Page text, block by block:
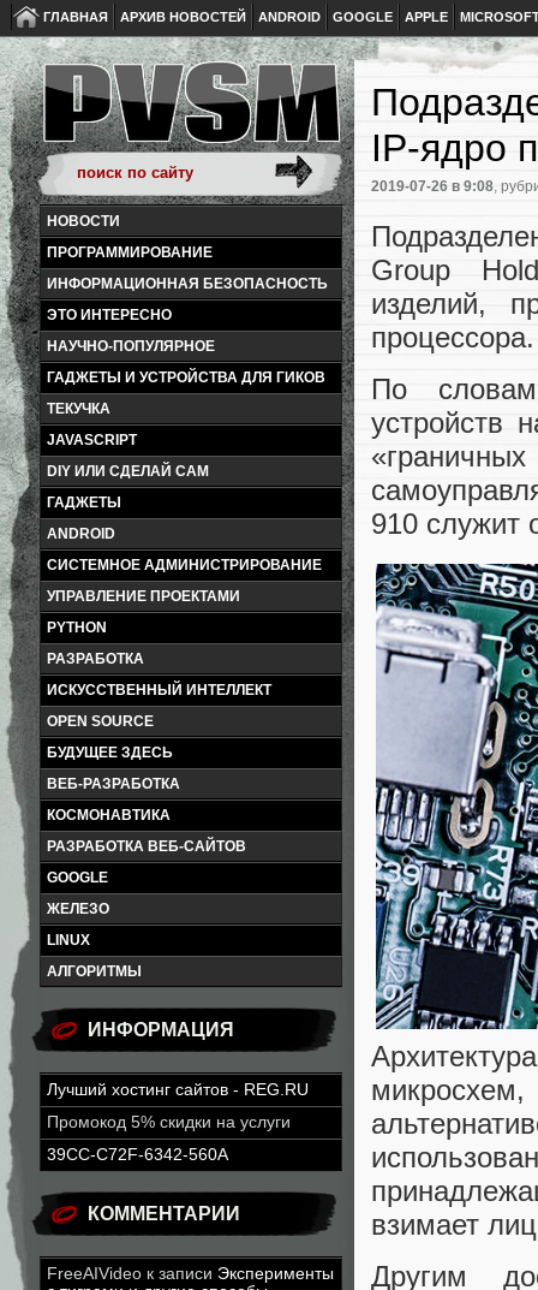
ГЛАВНАЯ АРХИВ НОВОСТЕЙ ANDROID GOOGLE APPLE
НОВОСТИ
ПРОГРАММИРОВАНИЕ
ИНФОРМАЦИОННАЯ БЕЗОПАСНОСТЬ
ЭТО ИНТЕРЕСНО
НАУЧНО-ПОПУЛЯРНОЕ
ГАДЖЕТЫ И УСТРОЙСТВА ДЛЯ ГИКОВ
ТЕКУЧКА
JAVASCRIPT
DIY ИЛИ СДЕЛАЙ САМ
ГАДЖЕТЫ
ANDROID
СИСТЕМНОЕ АДМИНИСТРИРОВАНИЕ
УПРАВЛЕНИЕ ПРОЕКТАМИ
PYTHON
РАЗРАБОТКА
ИСКУССТВЕННЫЙ ИНТЕЛЛЕКТ
OPEN SOURCE
БУДУЩЕЕ ЗДЕСЬ
ВЕБ-РАЗРАБОТКА
КОСМОНАВТИКА
РАЗРАБОТКА ВЕБ-САЙТОВ
GOOGLE
ЖЕЛЕЗО
LINUX
АЛГОРИТМЫ
ИНФОРМАЦИЯ
Лучший хостинг сайтов - REG.RU
Промокод 5% скидки на услуги
39CC-C72F-6342-560A
КОММЕНТАРИИ
FreeAIVideo к записи Эксперименты
IP-ядро
2019-07-26 в 9:08,
Group
изделий,
По
устройств
910 служит
взимает
Другим